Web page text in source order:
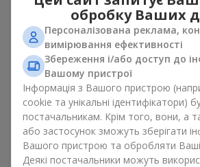
обробку Ваших
Персоналізована реклама,
вимірювання ефективності
Збереження і/або доступ до
Вашому пристрої
Інформація з Вашого пристрою
cookie та унікальні ідентифікатори)
постачальникам. Крім того, вони, а
або застосунок зможуть зберігати
Вашого пристрою та обробляти Ваші
Деякі постачальники можуть